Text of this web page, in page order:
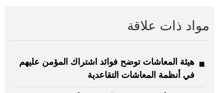
مواد ذات علاقة
هيئة المعاشات توضح فوائد اشتراك المؤمن عليهم
في أنظمة المعاشات التقاعدية